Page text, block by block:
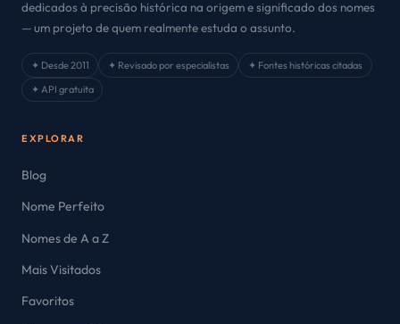
dedicados à precisão histórica na origem e significado dos nomes
— um projeto de quem realmente estuda o assunto.
✦ Desde 2011 ✦ Revisado por especialistas
✦ Fontes históricas citadas
✦ API gratuita
EXPLORAR
Blog
Nome Perfeito
Nomes de A a Z
Mais Visitados
Favoritos